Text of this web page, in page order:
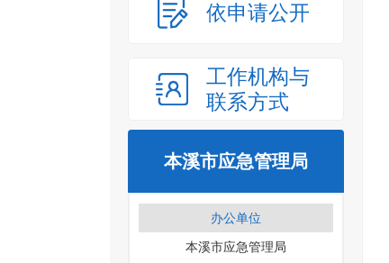
依申请公开
工作机构与
联系方式
本溪市应急管理局
办公单位
本溪市应急管理局